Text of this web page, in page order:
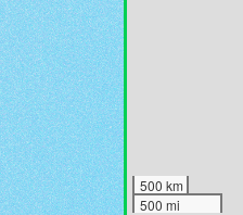
500 km
500 mi